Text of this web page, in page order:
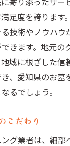
足度を誇ります
技術やノウハウ
きます。地元の
域に根ざした信
、愛知県のお墓
るでしょう。
こだわり
グ業者は、細部